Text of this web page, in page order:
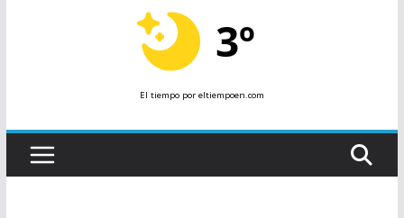
3º
El tiempopor eltiempoen.com